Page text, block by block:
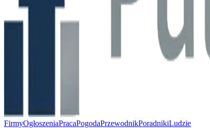
FirmyOgłoszeniaPracaPogodaPrzewodnikPoradnikiLudzie